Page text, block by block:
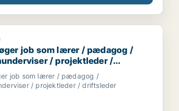
job som lærer / pædagog /
job som lærer / pædagog /
/ projektleder /
job som lærer / pædagog /
/ projektleder / driftsleder